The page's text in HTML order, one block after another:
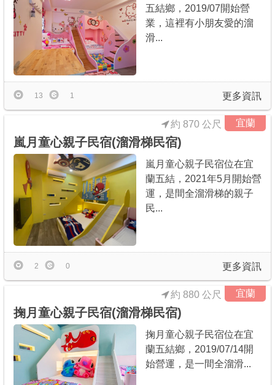
五結鄉，2019/07開始營
業，這裡有小朋友愛的溜
滑...
更多資訊
13 1
宜蘭
約 870 公尺
嵐月童心親子民宿(溜滑梯民宿)
嵐月童心親子民宿位在宜
蘭五結，2021年5月開始營
運，是間全溜滑梯的親子
民...
更多資訊
2 0
宜蘭
約 880 公尺
掬月童心親子民宿(溜滑梯民宿)
掬月童心親子民宿位在宜
蘭五結鄉，2019/07/14開
始營運，是一間全溜滑...